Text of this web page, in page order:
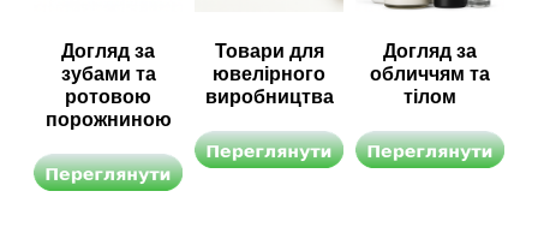
Догляд за
зубами та
ротовою
порожниною
Товари для
ювелірного
виробництва
Догляд за
обличчям та
тілом